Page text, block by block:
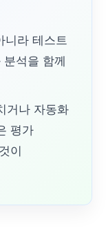
니라 테스트
석을 함께
거나 자동화
평가
이